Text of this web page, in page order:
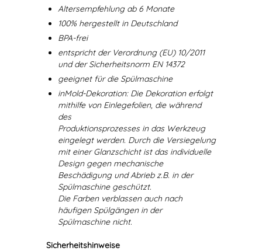
Altersempfehlung ab 6 Monate
100% hergestellt in Deutschland
BPA-frei
entspricht der Verordnung (EU) 10/2011
und der Sicherheitsnorm EN 14372
geeignet für die Spülmaschine
inMold-Dekoration: Die Dekoration erfolgt
mithilfe von Einlegefolien, die während
des
Produktionsprozesses in das Werkzeug
eingelegt werden. Durch die Versiegelung
mit einer Glanzschicht ist das individuelle
Design gegen mechanische
Beschädigung und Abrieb z.B. in der
Spülmaschine geschützt.
Die Farben verblassen auch nach
häufigen Spülgängen in der
Spülmaschine nicht.
Sicherheitshinweise